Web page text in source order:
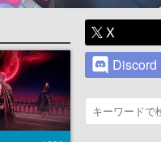
X
Discord